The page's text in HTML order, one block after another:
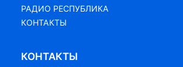
РАДИО РЕСПУБЛИКА
КОНТАКТЫ
КОНТАКТЫ